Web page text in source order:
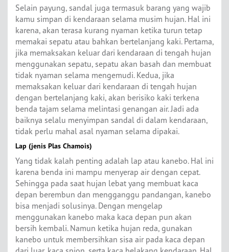
Selain payung, sandal juga termasuk barang yang wajib
kamu simpan di kendaraan selama musim hujan. Hal ini
karena, akan terasa kurang nyaman ketika turun tetap
memakai sepatu atau bahkan bertelanjang kaki. Pertama,
jika memaksakan keluar dari kendaraan di tengah hujan
menggunakan sepatu, sepatu akan basah dan membuat
tidak nyaman selama mengemudi. Kedua, jika
memaksakan keluar dari kendaraan di tengah hujan
dengan bertelanjang kaki, akan berisiko kaki terkena
benda tajam selama melintasi genangan air. Jadi ada
baiknya selalu menyimpan sandal di dalam kendaraan,
tidak perlu mahal asal nyaman selama dipakai.
Lap (jenis Plas Chamois)
Yang tidak kalah penting adalah lap atau kanebo. Hal ini
karena benda ini mampu menyerap air dengan cepat.
Sehingga pada saat hujan lebat yang membuat kaca
depan berembun dan mengganggu pandangan, kanebo
bisa menjadi solusinya. Dengan mengelap
menggunakan kanebo maka kaca depan pun akan
bersih kembali. Namun ketika hujan reda, gunakan
kanebo untuk membersihkan sisa air pada kaca depan